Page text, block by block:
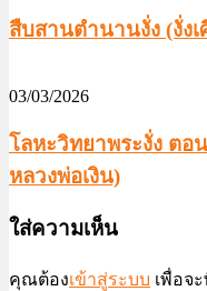
สืบสานตำนานงั่ง (งั่งเ
03/03/2026
โลหะวิทยาพระงั่ง ตอ
หลวงพ่อเงิน)
ใส่ความเห็น
คุณต้องเข้าสู่ระบบ เพื่อจ